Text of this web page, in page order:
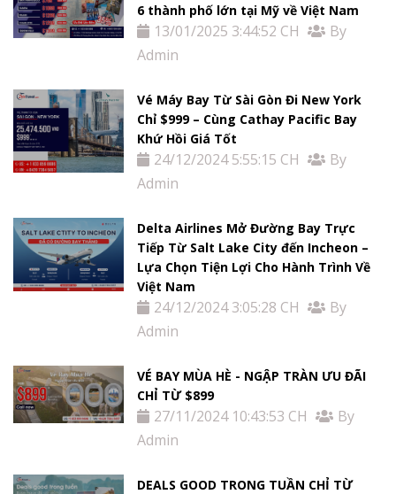
Tin
Liên
Hệ
6 thành phố lớn tại Mỹ về Việt Nam
13/01/2025 3:44:52 CH
By
Admin
Vé Máy Bay Từ Sài Gòn Đi New York
Chỉ $999 – Cùng Cathay Pacific Bay
Khứ Hồi Giá Tốt
24/12/2024 5:55:15 CH
By
Admin
Delta Airlines Mở Đường Bay Trực
Tiếp Từ Salt Lake City đến Incheon –
Lựa Chọn Tiện Lợi Cho Hành Trình Về
Việt Nam
24/12/2024 3:05:28 CH
By
Admin
VÉ BAY MÙA HÈ - NGẬP TRÀN ƯU ĐÃI
CHỈ TỪ $899
27/11/2024 10:43:53 CH
By
Admin
DEALS GOOD TRONG TUẦN CHỈ TỪ